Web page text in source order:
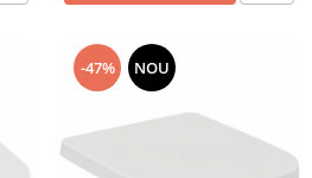
-47% NOU